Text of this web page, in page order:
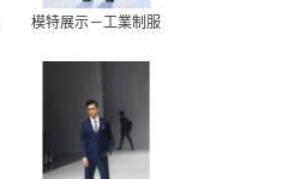
模特展示－工業制服